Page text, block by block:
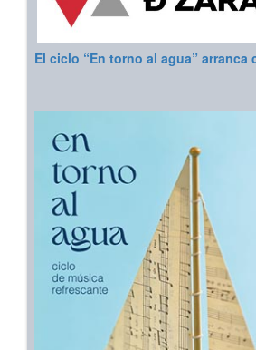
El ciclo “En torno al agua” arranca